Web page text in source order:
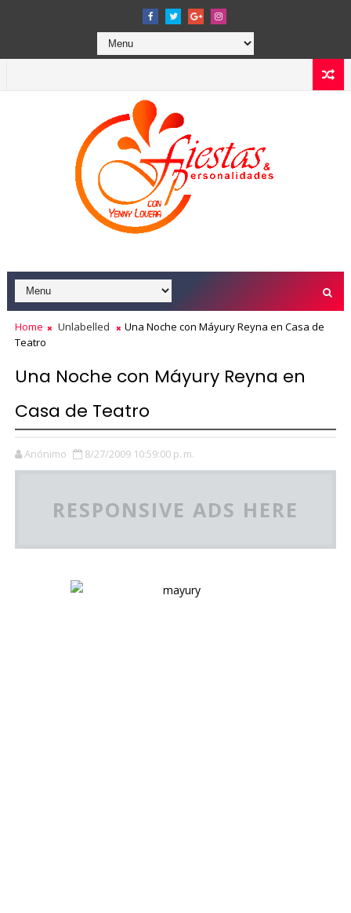
Home Unlabelled
Una Noche con Máyury Reyna en Casa de
Teatro
Una Noche con Máyury Reyna en
Casa de Teatro
Anónimo 8/27/2009 10:59:00 p. m.
RESPONSIVE ADS HERE